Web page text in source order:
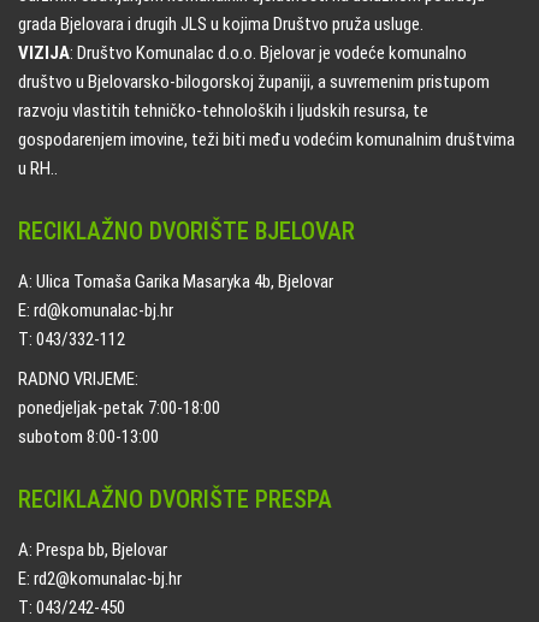
grada Bjelovara i drugih JLS u kojima Društvo pruža usluge.
VIZIJA: Društvo Komunalac d.o.o. Bjelovar je vodeće komunalno
društvo u Bjelovarsko-bilogorskoj županiji, a suvremenim pristupom
razvoju vlastitih tehničko-tehnoloških i ljudskih resursa, te
gospodarenjem imovine, teži biti među vodećim komunalnim društvima
u RH..
RECIKLAŽNO DVORIŠTE BJELOVAR
A: Ulica Tomaša Garika Masaryka 4b, Bjelovar
E: rd@komunalac-bj.hr
T: 043/332-112
RADNO VRIJEME:
ponedjeljak-petak 7:00-18:00
subotom 8:00-13:00
RECIKLAŽNO DVORIŠTE PRESPA
A: Prespa bb, Bjelovar
E: rd2@komunalac-bj.hr
T: 043/242-450